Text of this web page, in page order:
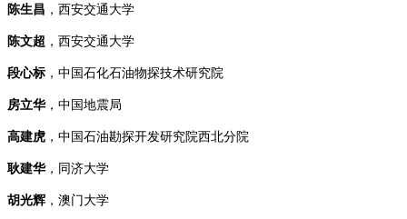
陈生昌 ， 西安交通大学
陈文超 ，西安交通大学
段心标 ，中国石化石油物探技术研究院
房立华，中国地震局
高建虎 ，中国石油勘探开发研究院西北分院
耿建华，同济大学
胡光辉 ，澳门大学